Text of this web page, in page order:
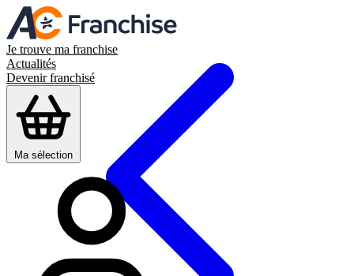
Je trouve ma franchise
Actualités
Devenir franchisé
Ma sélection